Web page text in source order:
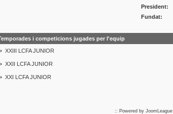
President:
Fundat:
i competicions jugades per l'equip
XXIII LCFA JUNIOR
XXII LCFA JUNIOR
XXI LCFA JUNIOR
:: Powered by JoomLeague